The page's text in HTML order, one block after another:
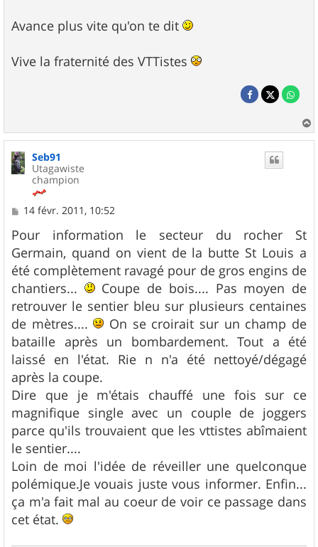
Avance plus vite qu'on te dit
Vive la fraternité des VTTistes
a
Seb91
Utagawiste
champion
M
s
s
a
g
e
14 févr. 2011, 10:52
Pour information le secteur du rocher St
Germain, quand on vient de la butte St Louis a
été complètement ravagé pour de gros engins de
chantiers...
Coupe de bois.... Pas moyen de
retrouver le sentier bleu sur plusieurs centaines
de mètres....
On se croirait sur un champ de
bataille après un bombardement. Tout a été
laissé en l'état. Rie n n'a été nettoyé/dégagé
après la coupe.
Dire que je m'étais chauffé une fois sur ce
magnifique single avec un couple de joggers
parce qu'ils trouvaient que les vttistes abîmaient
le sentier....
Loin de moi l'idée de réveiller une quelconque
polémique.Je vouais juste vous informer. Enfin...
ça m'a fait mal au coeur de voir ce passage dans
cet état.